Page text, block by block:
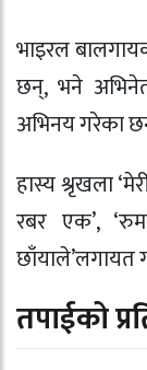
भाइरल
छन्, भने
अभिनय गरेका
हास्य श्रृखला
रबर एक’,
छाँयाले’लगायत
तपाईको